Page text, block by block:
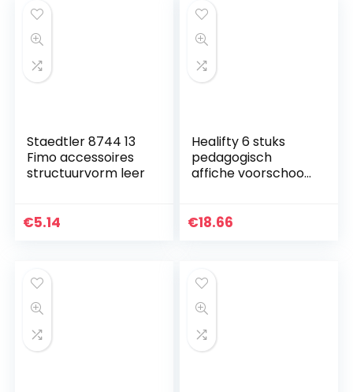
Staedtler 8744 13
Fimo accessoires
structuurvorm leer
€5.14
Healifty 6 stuks
pedagogisch
affiche voorschools
colorsanimal
€18.66